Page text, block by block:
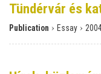
Tündérvár és
Publication › Essay › 2004